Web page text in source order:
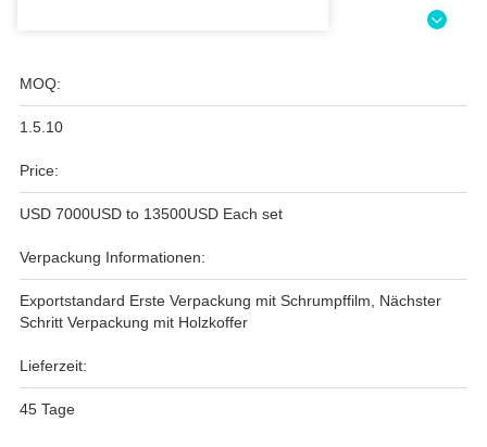
MOQ:
1.5.10
Price:
USD 7000USD to 13500USD Each set
Verpackung Informationen:
Exportstandard Erste Verpackung mit Schrumpffilm, Nächster
Schritt Verpackung mit Holzkoffer
Lieferzeit:
45 Tage